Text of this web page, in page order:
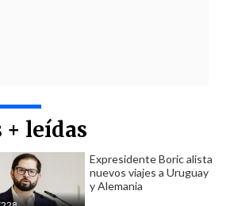
+ leídas
Expresidente Boric alista
nuevos viajes a Uruguay
y Alemania